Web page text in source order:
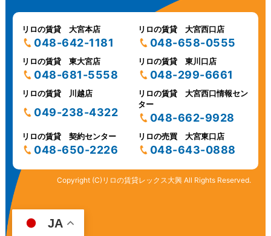
リロの賃貸 大宮本店
048-642-1181
リロの賃貸 大宮西口店
048-658-0555
リロの賃貸 東大宮店
048-681-5558
リロの賃貸 東川口店
048-299-6661
リロの賃貸 川越店
049-238-4322
リロの賃貸 大宮西口情報セン
ター
048-662-9928
リロの賃貸 契約センター
048-650-2226
リロの売買 大宮東口店
048-643-0888
Copyright (C)リロの賃貸レックス大興 All Rights Reserved.
JA